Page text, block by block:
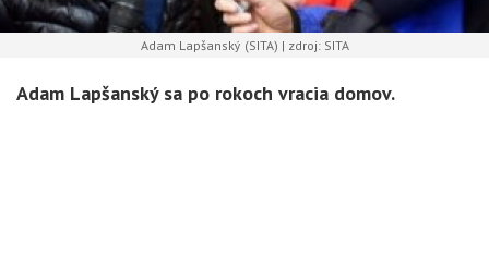
Adam Lapšanský (SITA) | zdroj: SITA
Adam Lapšanský sa po rokoch vracia domov.